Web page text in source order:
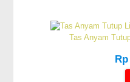
Tas Anyam